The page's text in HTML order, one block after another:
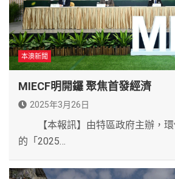
本澳新聞
MIECF明開鑼 聚焦首發經濟
2025年3月26日
【本報訊】由特區政府主辦，環
的「2025…